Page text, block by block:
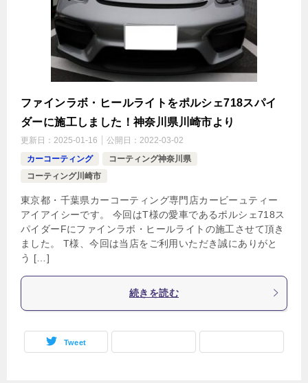
ファインラボ・ヒールライトをポルシェ718スパイ
ダーに施工しました！神奈川県川崎市より
更新日： 2025-01-16 公開日： 2022-03-02
カーコーティング
コーティング神奈川県
コーティング川崎市
東京都・千葉県カーコーティング専門店カービーュティー
アイアイシーです。 今回はT様の愛車であるポルシェ718ス
パイダーFにファインラボ・ヒールライトの施工させて頂き
ました。 T様、今回は当店をご利用いただき誠にありがと
う […]
続きを読む
Tweet